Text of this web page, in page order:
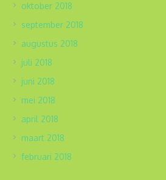
oktober 2018
september 2018
augustus 2018
juli 2018
juni 2018
mei 2018
april 2018
maart 2018
februari 2018